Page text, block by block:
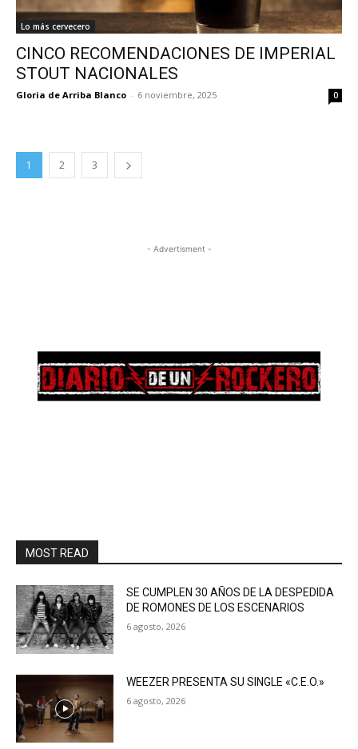
Lo más cervecero
CINCO RECOMENDACIONES DE IMPERIAL
STOUT NACIONALES
Gloria de Arriba Blanco - 6 noviembre, 2025 0
1 2 3
- Advertisment -
MOST READ
SE CUMPLEN 30 AÑOS DE LA DESPEDIDA
DE ROMONES DE LOS ESCENARIOS
6 agosto, 2026
WEEZER PRESENTA SU SINGLE «C.E.O.»
6 agosto, 2026